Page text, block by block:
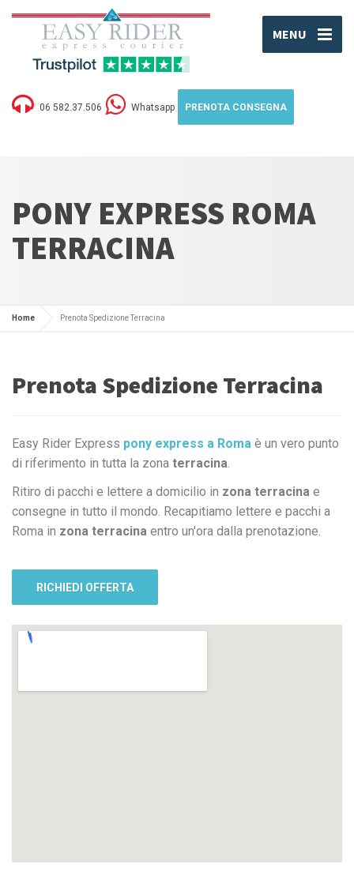
MENU
06 582.37.506 Whatsapp PRENOTA CONSEGNA
PONY EXPRESS ROMA
TERRACINA
Home Prenota Spedizione Terracina
Prenota Spedizione Terracina
Easy Rider Express pony express a Roma è un vero punto
di riferimento in tutta la zona terracina.
Ritiro di pacchi e lettere a domicilio in zona terracina e
consegne in tutto il mondo. Recapitiamo lettere e pacchi a
Roma in zona terracina entro un'ora dalla prenotazione.
RICHIEDI OFFERTA